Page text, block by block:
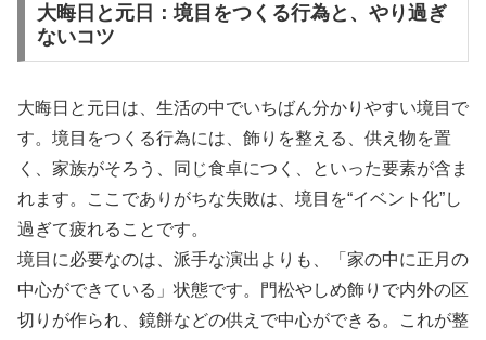
大晦日と元日：境目をつくる行為と、やり過ぎ
ないコツ
大晦日と元日は、生活の中でいちばん分かりやすい境目で
す。境目をつくる行為には、飾りを整える、供え物を置
く、家族がそろう、同じ食卓につく、といった要素が含ま
れます。ここでありがちな失敗は、境目を“イベント化”し
過ぎて疲れることです。
境目に必要なのは、派手な演出よりも、「家の中に正月の
中心ができている」状態です。門松やしめ飾りで内外の区
切りが作られ、鏡餅などの供えで中心ができる。これが整